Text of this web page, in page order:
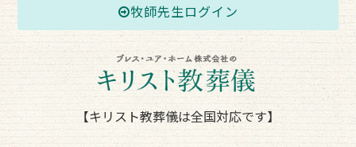
牧師先生ログイン
【キリスト教葬儀は全国対応です】